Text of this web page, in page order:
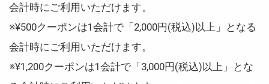
会計時にご利用いただけます。
※¥500クーポンは1会計で「2,000円(税込)以上」となる
会計時にご利用いただけます。
※¥1,200クーポンは1会計で「3,000円(税込)以上」とな